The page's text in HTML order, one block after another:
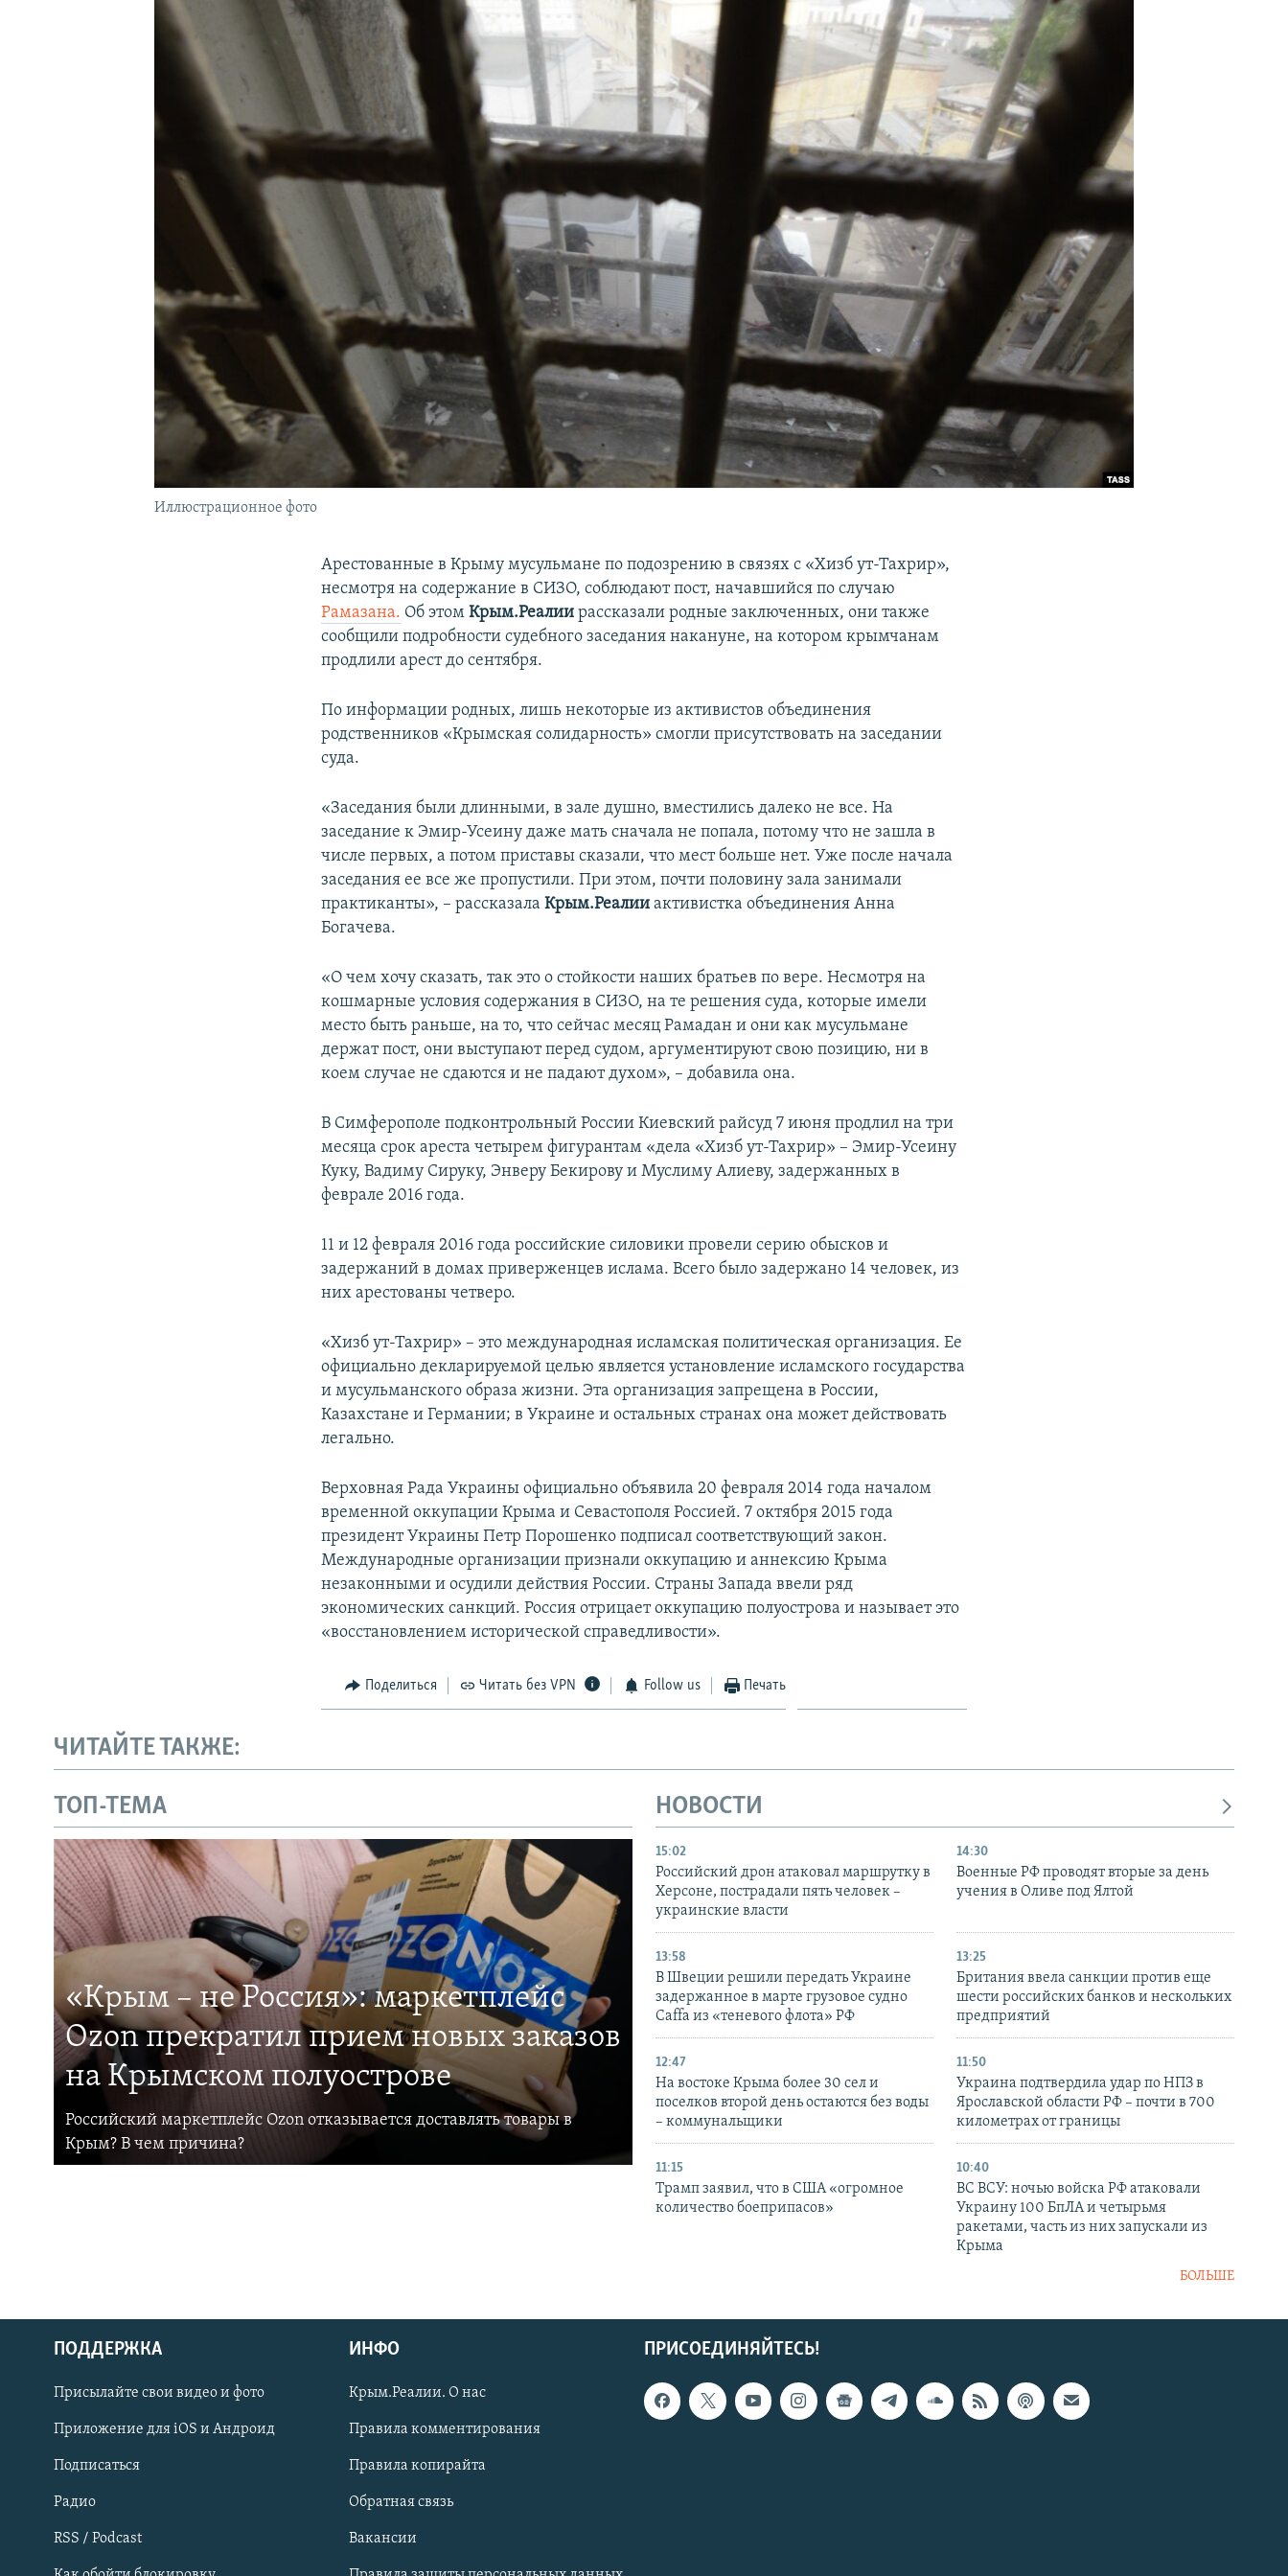
УКРАИНСКАЯ ПРОБЛЕМА КРЫМА
Українською
Qırımtatar
ПРИСОЕДИНЯЙТЕСЬ!
Иллюстрационное фото
Арестованные в Крыму мусульмане по подозрению в связях с «Хизб ут-Тахрир»,
несмотря на содержание в СИЗО, соблюдают пост, начавшийся по случаю
Рамазана. Об этомКрым.Реалии рассказали родные заключенных, они также
сообщили подробности судебного заседания накануне, на котором крымчанам
продлили арест до сентября.
По информации родных, лишь некоторые из активистов объединения
родственников «Крымская солидарность» смогли присутствовать на заседании
суда.
«Заседания были длинными, в зале душно, вместились далеко не все. На
заседание к Эмир-Усеину даже мать сначала не попала, потому что не зашла в
числе первых, а потом приставы сказали, что мест больше нет. Уже после начала
заседания ее все же пропустили. При этом, почти половину зала занимали
практиканты», – рассказала Крым.Реалииактивистка объединения Анна
Богачева.
«О чем хочу сказать, так это о стойкости наших братьев по вере. Несмотря на
кошмарные условия содержания в СИЗО, на те решения суда, которые имели
место быть раньше, на то, что сейчас месяц Рамадан и они как мусульмане
держат пост, они выступают перед судом, аргументируют свою позицию, ни в
коем случае не сдаются и не падают духом», – добавила она.
В Симферополе подконтрольный России Киевский райсуд 7 июня продлил на три
месяца срок ареста четырем фигурантам «дела «Хизб ут-Тахрир» – Эмир-Усеину
Куку, Вадиму Сируку, Энверу Бекирову и Муслиму Алиеву, задержанных в
феврале 2016 года.
11 и 12 февраля 2016 года российские силовики провели серию обысков и
задержаний в домах приверженцев ислама. Всего было задержано 14 человек, из
них арестованы четверо.
«Хизб ут-Тахрир» – это международная исламская политическая организация. Ее
официально декларируемой целью является установление исламского государства
и мусульманского образа жизни. Эта организация запрещена в России,
Казахстане и Германии; в Украине и остальных странах она может действовать
легально.
Верховная Рада Украины официально объявила 20 февраля 2014 года началом
временной оккупации Крыма и Севастополя Россией. 7 октября 2015 года
президент Украины Петр Порошенко подписал соответствующий закон.
Международные организации признали оккупацию и аннексию Крыма
незаконными и осудили действия России. Страны Запада ввели ряд
экономических санкций. Россия отрицает оккупацию полуострова и называет это
«восстановлением исторической справедливости».
Поделиться Читать без VPN Follow us Печать
ЧИТАЙТЕ ТАКЖЕ:
ТОП-ТЕМА
«Крым – не Россия»: маркетплейс
Ozon прекратил прием новых заказов
на Крымском полуострове
Российский маркетплейс Ozon отказывается доставлять товары в
Крым? В чем причина?
НОВОСТИ
15:02
Российский дрон атаковал маршрутку в
Херсоне, пострадали пять человек –
украинские власти
14:30
Военные РФ проводят вторые за день
учения в Оливе под Ялтой
13:58
В Швеции решили передать Украине
задержанное в марте грузовое судно
Caffa из «теневого флота» РФ
13:25
Британия ввела санкции против еще
шести российских банков и нескольких
предприятий
12:47
На востоке Крыма более 30 сел и
поселков второй день остаются без воды
– коммунальщики
11:50
Украина подтвердила удар по НПЗ в
Ярославской области РФ – почти в 700
километрах от границы
11:15
Трамп заявил, что в США «огромное
количество боеприпасов»
10:40
ВС ВСУ: ночью войска РФ атаковали
Украину 100 БпЛА и четырьмя
ракетами, часть из них запускали из
Крыма
БОЛЬШЕ
ПРИСОЕДИНЯЙТЕСЬ!
ПОДДЕРЖКА
Присылайте свои видео и фото
Приложение для iOS и Андроид
Подписаться
Радио
RSS / Podcast
ИНФО
Крым.Реалии. О нас
Правила комментирования
Правила копирайта
Обратная связь
Вакансии